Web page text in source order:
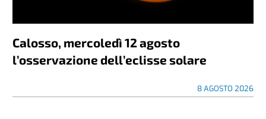
Calosso, mercoledì 12 agosto
l’osservazione dell’eclisse solare
8 AGOSTO 2026